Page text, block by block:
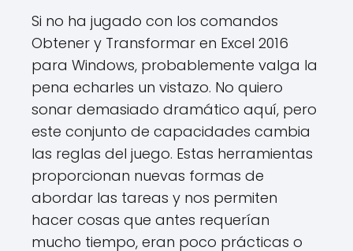
Si no ha jugado con los comandos
Obtener y Transformar en Excel 2016
para Windows, probablemente valga la
pena echarles un vistazo. No quiero
sonar demasiado dramático aquí, pero
este conjunto de capacidades cambia
las reglas del juego. Estas herramientas
proporcionan nuevas formas de
abordar las tareas y nos permiten
hacer cosas que antes requerían
mucho tiempo, eran poco prácticas o